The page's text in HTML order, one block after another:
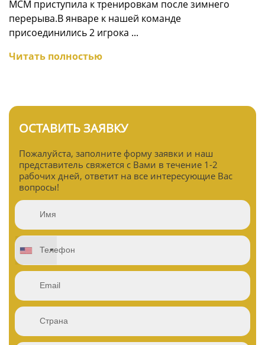
МСМ приступила к тренировкам после зимнего
перерыва.В январе к нашей команде
присоединились 2 игрока ...
Читать полностью
ОСТАВИТЬ ЗАЯВКУ
Пожалуйста, заполните форму заявки и наш
представитель свяжется с Вами в течение 1-2
рабочих дней, ответит на все интересующие Вас
вопросы!